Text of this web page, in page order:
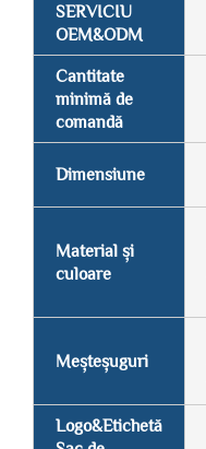
SERVICIU
OEM&ODM
Cantitate
minimă de
comandă
Dimensiune
Material și
culoare
Meșteșuguri
Logo&Etichetă